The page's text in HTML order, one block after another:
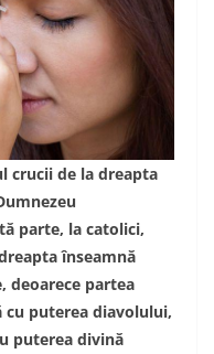
crucii de la dreapta
parte, la catolici,
înseamnă
deoarece partea
cu puterea diavolului,
puterea divină